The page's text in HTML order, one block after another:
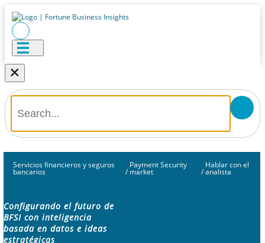
×
Servicios financieros y seguros
bancarios /
Payment Security
market /
Hablar con el
analista
Configurando el futuro de
BFSI con inteligencia
basada en datos e ideas
estratégicas